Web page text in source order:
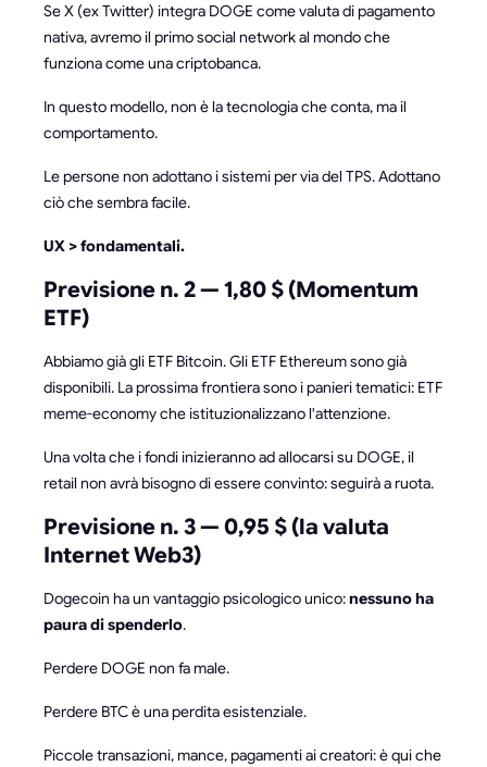
Se X (ex Twitter) integra DOGE come valuta di pagamento
nativa, avremo il primo social network al mondo che
funziona come una criptobanca.
In questo modello, non è la tecnologia che conta, ma il
comportamento.
Le persone non adottano i sistemi per via del TPS. Adottano
ciò che sembra facile.
UX > fondamentali.
Previsione n. 2 — 1,80 $ (Momentum
ETF)
Abbiamo già gli ETF Bitcoin. Gli ETF Ethereum sono già
disponibili. La prossima frontiera sono i panieri tematici: ETF
meme-economy che istituzionalizzano l'attenzione.
Una volta che i fondi inizieranno ad allocarsi su DOGE, il
retail non avrà bisogno di essere convinto: seguirà a ruota.
Previsione n. 3 — 0,95 $ (la valuta
Internet Web3)
Dogecoin ha un vantaggio psicologico unico:nessuno ha
paura di spenderlo.
Perdere DOGE non fa male.
Perdere BTC è una perdita esistenziale.
Piccole transazioni, mance, pagamenti ai creatori: è qui che